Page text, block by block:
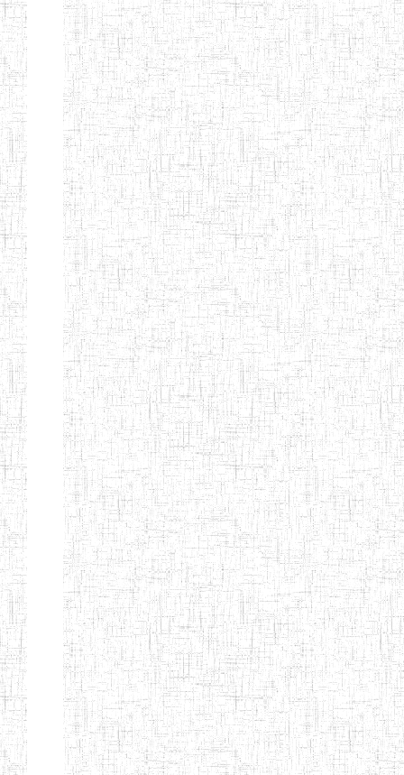
TTC TATUM
ST PIUS X
TECHNICAL
TEACHER
TRAINING
COLLEGE
TATUM
01/08/2000 ENIET
NIGHTINGALE
TEACHER
TRAINING
COLLEGE
20/08/2013 ENIEG
CHRIST THE
KING TEACHER
TRAINING
COLLEGE
04/08/2010 ENIEG
ITCIG SENTTI 14/02/2007 ENIEG
CAMEROON
INCLUSIVE
SPECIAL
EDUCATION
TEACHERS'
TRAINING AND
EMPOWERMENT
PROGRAMME
27/08/2015 ENIEG